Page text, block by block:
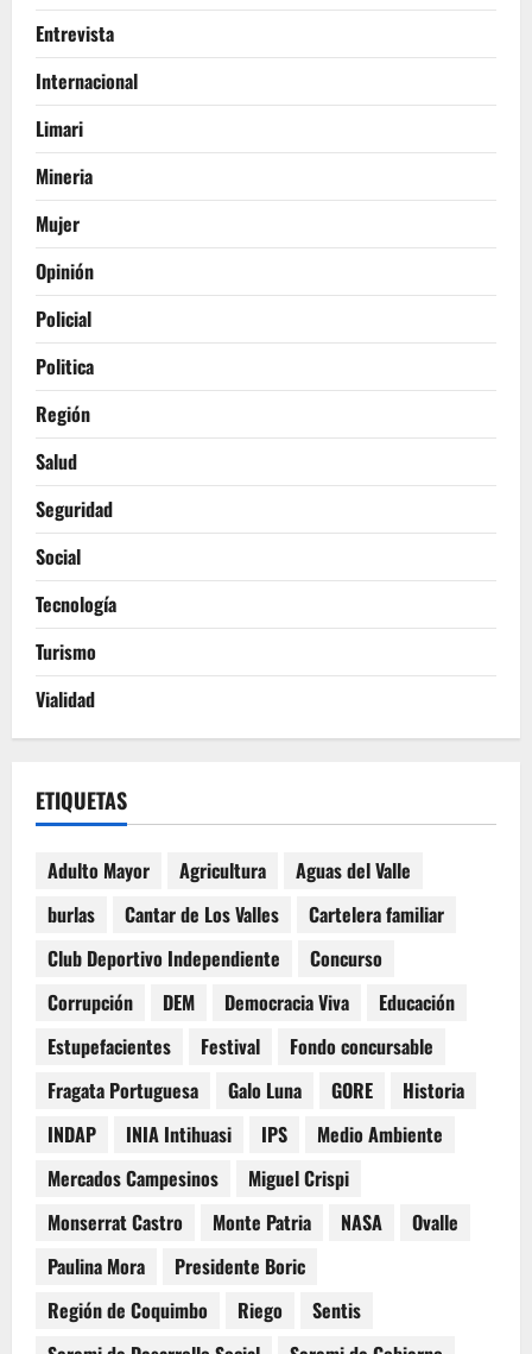
Entrevista
Internacional
Limari
Mineria
Mujer
Opinión
Policial
Politica
Región
Salud
Seguridad
Social
Tecnología
Turismo
Vialidad
ETIQUETAS
Adulto Mayor Agricultura
Aguas del Valle
burlas
Cantar de Los Valles
Cartelera familiar
Club Deportivo Independiente
Concurso
Corrupción
DEM Democracia Viva
Educación
Estupefacientes
Festival
Fondo concursable
Fragata Portuguesa
Galo Luna GORE
Historia
INDAP
INIA Intihuasi IPS
Medio Ambiente
Mercados Campesinos
Miguel Crispi
Monserrat Castro
Monte Patria NASA
Ovalle
Paulina Mora
Presidente Boric
Región de Coquimbo
Riego
Sentis